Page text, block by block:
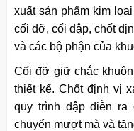
xuất sản phẩm kim
cối đỡ, cối dập, chốt
và các bộ phận của
Cối đỡ giữ chắc
thiết kế. Chốt định vị
quy trình dập diễn
chuyển mượt mà và